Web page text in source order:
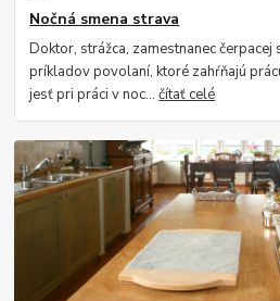
Nočná smena strava
Doktor, strážca, zamestnanec čerpacej
príkladov povolaní, ktoré zahŕňajú
jesť pri práci v noc...čítať celé